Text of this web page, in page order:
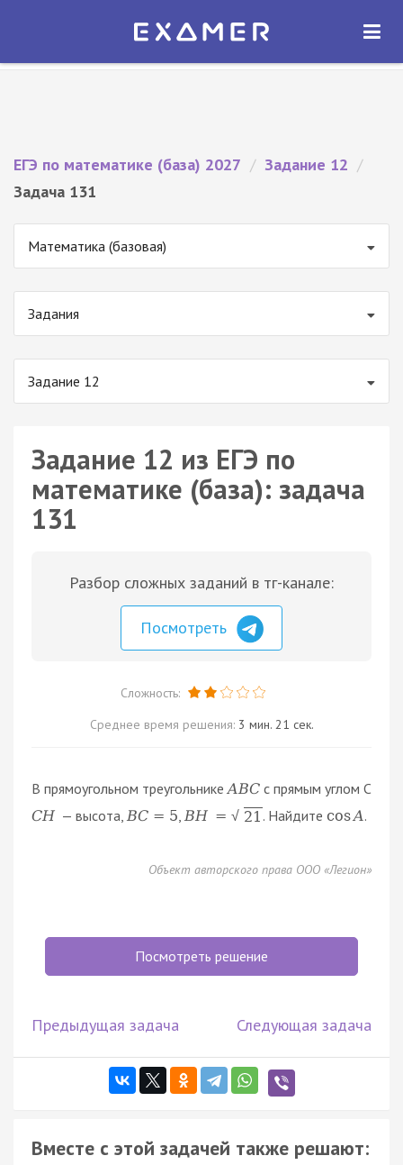
Экзамер — ЕГЭ 2027
ОТКРЫТЬ
ЕГЭ по математике (база) 2027 / Задание 12 /
Задача 131
Математика (базовая)
Задания
Задание 12
Задание 12 из ЕГЭ по
математике (база): задача
131
Разбор сложных заданий в тг-канале:
Посмотреть
Сложность:
Среднее время решения: 3 мин. 21 сек.
В прямоугольном треугольнике ABC с прямым углом C
CH — высота, BC = 5 BH = √ 21 . НайдитеcosA.
Объект авторского права ООО «Легион»
Посмотреть решение
Предыдущая задача Следующая задача
Вместе с этой задачей также решают: